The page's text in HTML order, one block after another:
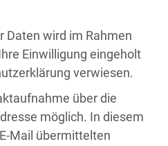
Daten wird im Rahmen
Einwilligung eingeholt
verwiesen.
über die
möglich. In diesem
Mail übermittelten